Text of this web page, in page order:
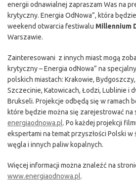
energii odnawialnej zapraszam Was na
krytyczny. Energia OdNowa”, która
weekend otwarcia festiwalu Millennium
Warszawie.
Zainteresowani z innych miast mogą
krytyczny – Energia odNowa” na
polskich miastach: Krakowie, Bydgoszczy,
Szczecinie, Katowicach, Łodzi, Lublinie i
Brukseli. Projekcje odbędą się w ramach
które będzie można się zarejestrować na
energiaodnowa.pl. Po każdej projekcji
ekspertami na temat przyszłości Polski w
węgla i innych paliw kopalnych.
Więcej informacji można znaleźć na
www.energiaodnowa.pl.